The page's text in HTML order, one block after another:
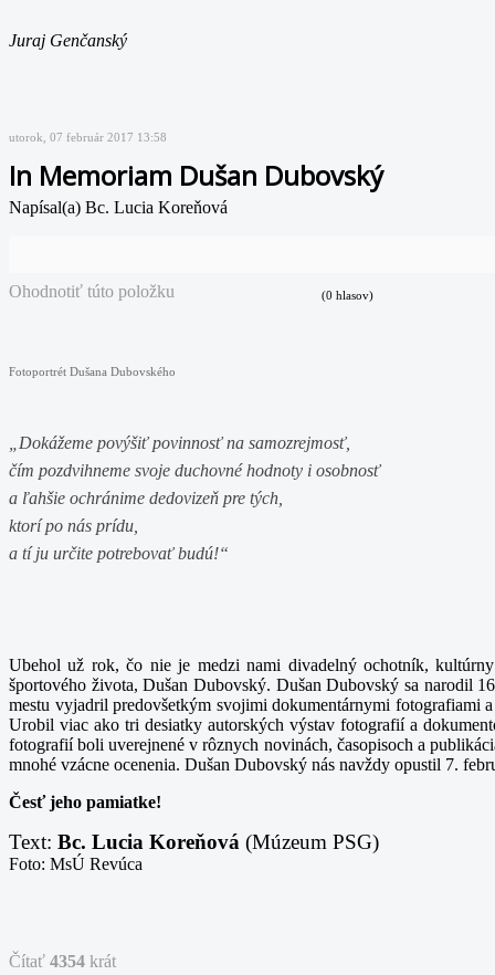
Juraj Genčanský
utorok, 07 február 2017 13:58
In Memoriam Dušan Dubovský
Napísal(a) Bc. Lucia Koreňová
Ohodnotiť túto položku (0 hlasov)
Fotoportrét Dušana Dubovského
„Dokážeme povýšiť povinnosť na samozrejmosť,
čím pozdvihneme svoje duchovné hodnoty i osobnosť
a ľahšie ochránime dedovizeň pre tých,
ktorí po nás prídu,
a tí ju určite potrebovať budú!“
Ubehol už rok, čo nie je medzi nami divadelný ochotník,
športového života, Dušan Dubovský. Dušan Dubovský sa narodil
mestu vyjadril predovšetkým svojimi dokumentárnymi fotografiami
Urobil viac ako tri desiatky autorských výstav fotografií a
fotografií boli uverejnené v rôznych novinách, časopisoch a
mnohé vzácne ocenenia. Dušan Dubovský nás navždy opustil 7.
Česť jeho pamiatke!
Text: Bc. Lucia Koreňová (Múzeum PSG)
Foto: MsÚ Revúca
Čítať 4354 krát